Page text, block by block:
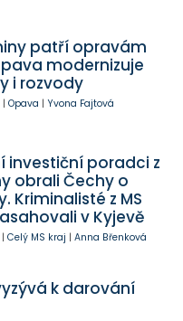
patří opravám
modernizuje
i rozvody
| Opava | Yvona Fajtová
investiční poradci z
obrali Čechy o
Kriminalisté z MS
v Kyjevě
Celý MS kraj | Anna Břenková
k darování